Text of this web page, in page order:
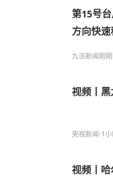
第15号
方向快
九派新闻刚刚
视频丨
央视新闻-1
视频丨